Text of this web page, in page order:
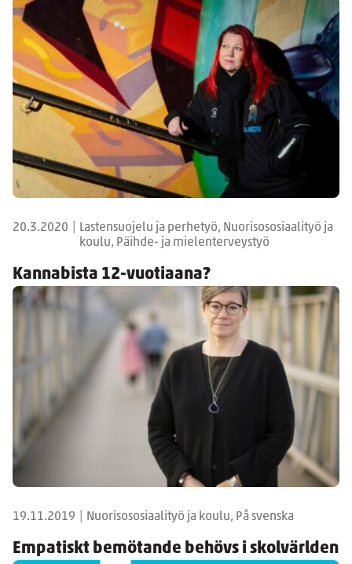
20.3.2020
Lastensuojelu ja perhetyö, Nuorisososiaalityö ja
koulu, Päihde- ja mielenterveystyö
Kannabista 12-vuotiaana?
19.11.2019 Nuorisososiaalityö ja koulu, På svenska
Empatiskt bemötande behövs i skolvärlden